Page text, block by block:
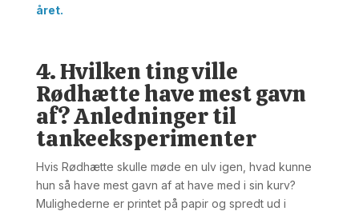
året.
4. Hvilken ting ville
Rødhætte have mest gavn
af? Anledninger til
tankeeksperimenter
Hvis Rødhætte skulle møde en ulv igen, hvad kunne
hun så have mest gavn af at have med i sin kurv?
Mulighederne er printet på papir og spredt ud i